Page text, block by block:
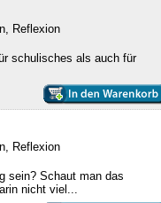
Reflexion
schulisches als auch für
Reflexion
sein? Schaut man das
nicht viel...